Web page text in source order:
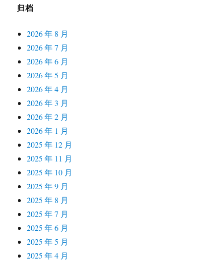
归档
2026 年 8 月
2026 年 7 月
2026 年 6 月
2026 年 5 月
2026 年 4 月
2026 年 3 月
2026 年 2 月
2026 年 1 月
2025 年 12 月
2025 年 11 月
2025 年 10 月
2025 年 9 月
2025 年 8 月
2025 年 7 月
2025 年 6 月
2025 年 5 月
2025 年 4 月